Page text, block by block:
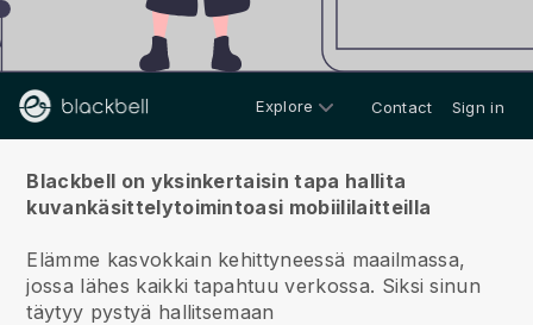
Explore Contact Sign in
Blackbell on yksinkertaisin tapa hallita
kuvankäsittelytoimintoasi mobiililaitteilla
Elämme kasvokkain kehittyneessä maailmassa,
jossa lähes kaikki tapahtuu verkossa. Siksi sinun
täytyy pystyä hallitsemaan